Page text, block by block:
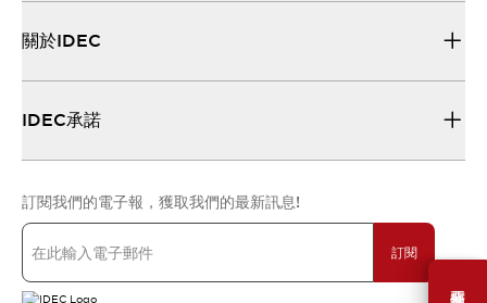
需要幫助嗎？
關於IDEC
IDEC承諾
訂閱我們的電子報，獲取我們的最新訊息!
訂閱